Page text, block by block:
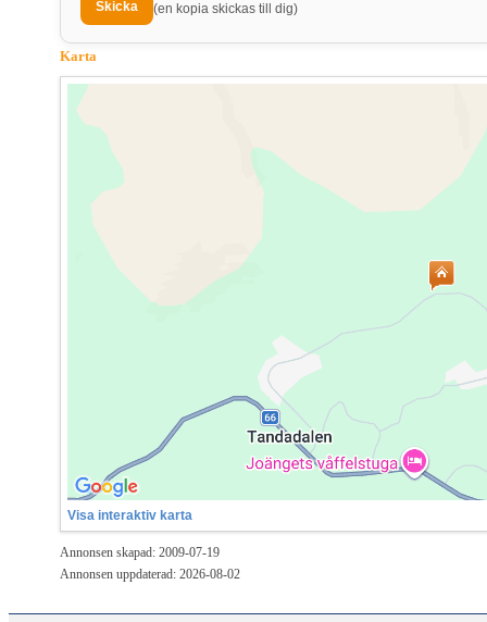
(en kopia skickas till dig)
Karta
Visa interaktiv karta
Annonsen skapad: 2009-07-19
Annonsen uppdaterad: 2026-08-02